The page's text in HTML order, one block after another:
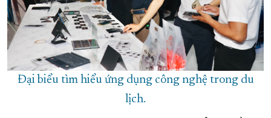
Đại biểu tìm hiểu ứng dụng công nghệ trong du
lịch.